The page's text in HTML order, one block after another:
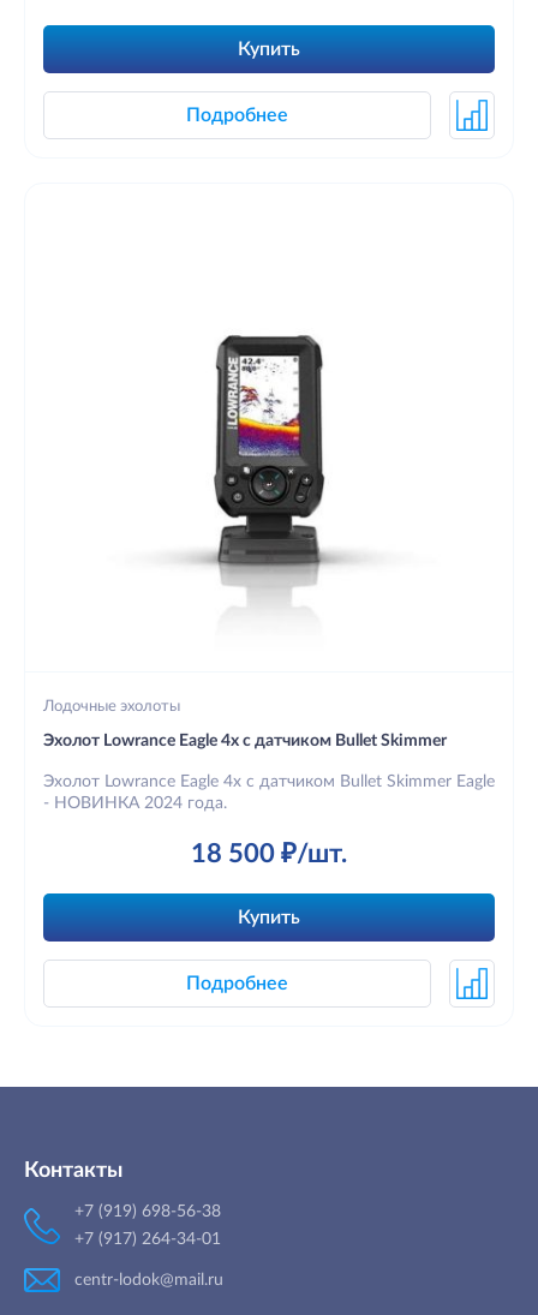
Купить
Подробнее
Лодочные эхолоты
Эхолот Lowrance Eagle 4x с датчиком Bullet Skimmer
Эхолот Lowrance Eagle 4x с датчиком Bullet Skimmer Eagle
- НОВИНКА 2024 года.
18 500 ₽/шт.
Купить
Подробнее
Контакты
+7 (919) 698-56-38
+7 (917) 264-34-01
centr-lodok@mail.ru